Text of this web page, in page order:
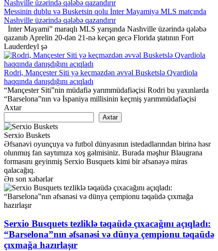
Messinin dublu və Busketsin qolu İnter Mayamiyə MLS matçında
Nashville üzərində qələbə qazandırır
İnter Mayami” maraqlı MLS yarışında Nashville üzərində qələbə
qazanıb Aprelin 20-dən 21-nə keçən gecə Florida ştatının Fort
Lauderdeyl şə
Rodri, Mançester Siti yə keçməzdən əvvəl Busketslə Qvardiola
haqqında danışdığını açıqladı
“Mançester Siti”nin müdafiə yarımmüdafiəçisi Rodri bu yaxınlarda
“Barselona”nın və İspaniya millisinin keçmiş yarımmüdafiəçisi
Axtar
Axtar
Serxio Buskets
Əfsanəvi oyunçuya və futbol dünyasının istedadlarından birinə həsr
olunmuş fan saytımıza xoş gəlmisiniz. Burada məşhur Blaugrana
formasını geyinmiş Serxio Busquets kimi bir əfsanəyə miras
qalacağıq.
Ən son xəbərlər
Serxio Busquets tezliklə təqaüdə çıxacağını açıqladı:
“Barselona”nın əfsanəsi və dünya çempionu təqaüdə
çıxmağa hazırlaşır